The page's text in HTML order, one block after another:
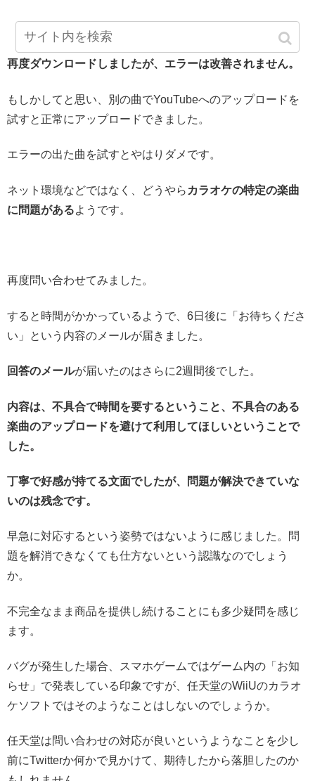
再度ダウンロードしましたが、エラーは改善されません。
もしかしてと思い、別の曲でYouTubeへのアップロードを
試すと正常にアップロードできました。
エラーの出た曲を試すとやはりダメです。
ネット環境などではなく、どうやら カラオケの特定の楽曲
に問題があるようです。
再度問い合わせてみました。
すると時間がかかっているようで、6日後に「お待ちくださ
い」という内容のメールが届きました。
回答のメールが届いたのはさらに2週間後でした。
内容は、不具合で時間を要するということ、不具合のある
楽曲のアップロードを避けて利用してほしいということで
した。
丁寧で好感が持てる文面でしたが、問題が解決できていな
いのは残念です。
早急に対応するという姿勢ではないように感じました。問
題を解消できなくても仕方ないという認識なのでしょう
か。
不完全なまま商品を提供し続けることにも多少疑問を感じ
ます。
バグが発生した場合、スマホゲームではゲーム内の「お知
らせ」で発表している印象ですが、任天堂のWiiUのカラオ
ケソフトではそのようなことはしないのでしょうか。
任天堂は問い合わせの対応が良いというようなことを少し
前にTwitterか何かで見かけて、期待したから落胆したのか